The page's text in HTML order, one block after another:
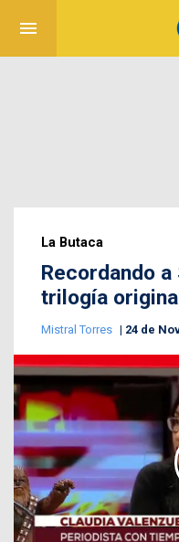
menu
La Butaca
Recordando a
trilogía original
Mistral Torres 24 de